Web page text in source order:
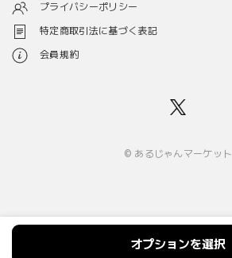
プライバシーポリシー
特定商取引法に基づく表記
会員規約
© あるじゃんマーケット
オプションを選択